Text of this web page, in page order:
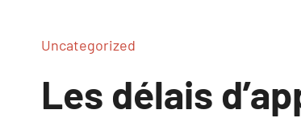
Uncategorized
Les délais